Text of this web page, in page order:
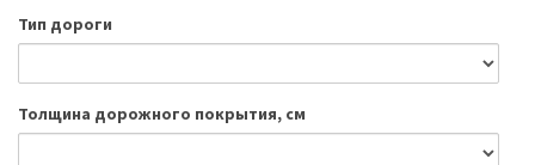
Тип дороги
Толщина дорожного покрытия, см